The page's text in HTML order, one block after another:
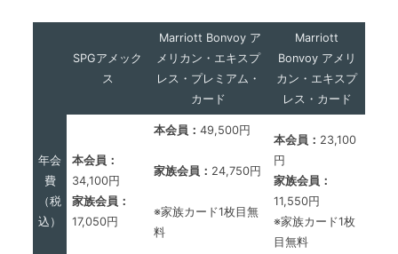
SPGアメック
ス
Marriott Bonvoy ア
メリカン・エキスプ
レス・プレミアム・
カード
Marriott
Bonvoy アメリ
カン・エキスプ
レス・カード
年会
費
（税
込）
本会員：
34,100円
家族会員：
17,050円
本会員： 49,500円
家族会員： 24,750円
※家族カード1枚目無
料
本会員： 23,100
円
家族会員：
11,550円
※家族カード1枚
目無料